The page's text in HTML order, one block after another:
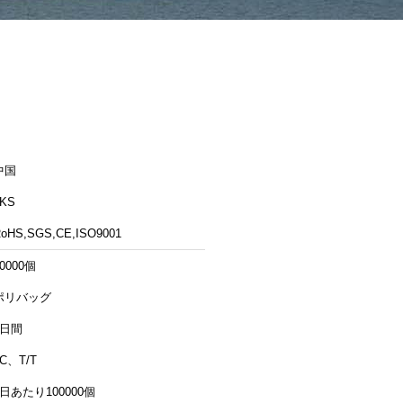
国
個
リバッグ
間
、T/T
あたり100000個